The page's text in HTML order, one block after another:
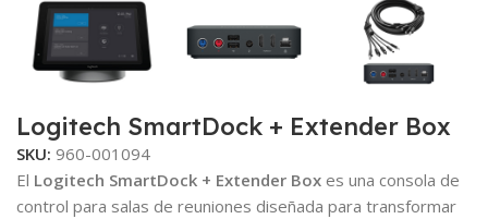
Logitech SmartDock + Extender Box
SKU: 960-001094
El Logitech SmartDock + Extender Box es una consola de
control para salas de reuniones diseñada para transformar